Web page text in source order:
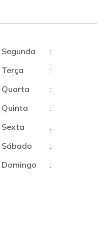
Segunda :
Terça
:
Quarta
:
Quinta
:
Sexta
:
Sábado
:
Domingo
: